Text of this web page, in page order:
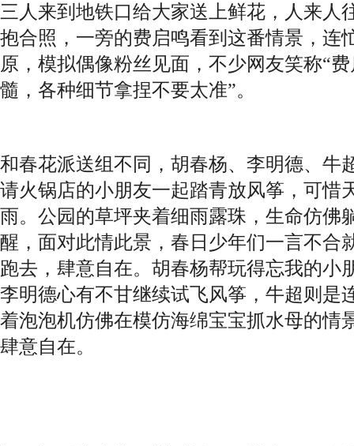
三人来到地铁口给大家送上鲜花，人来人
抱合照，一旁的费启鸣看到这番情景，连
原，模拟偶像粉丝见面，不少网友笑称“
髓，各种细节拿捏不要太准”。
和春花派送组不同，胡春杨、李明德、牛
请火锅店的小朋友一起踏青放风筝，可惜
雨。公园的草坪夹着细雨露珠，生命仿佛
醒，面对此情此景，春日少年们一言不合
跑去，肆意自在。胡春杨帮玩得忘我的小
李明德心有不甘继续试飞风筝，牛超则是
着泡泡机仿佛在模仿海绵宝宝抓水母的情
肆意自在。